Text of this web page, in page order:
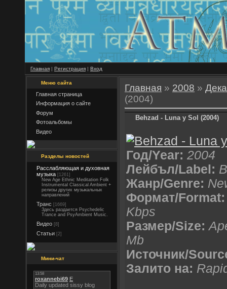
Главная | Регистрация | Вход
Меню сайта
Главная страница
Информация о сайте
Форум
Фотоальбомы
Видео
Разделы новостей
Расслабляющая и духовная
музыка [1261]
New Age Ethnic Meditation Folk
Instrumental Classical Ambient +
релизы других музыкальных
направлений
Транс [1669]
Здесь раздается Psychedelic
Trance and PsyAmbient Music.
Видео [8]
Статьи [2]
Мини-чат
Главная » 2008 »
(2004)
Behzad - Luna y Sol (2004)
Год/Year: 2004
Лейбъл/Label:
Жанр/Genre:
Формат/Format:
Kbps
Размер/Size:
Mb
Источник/
Залито на: